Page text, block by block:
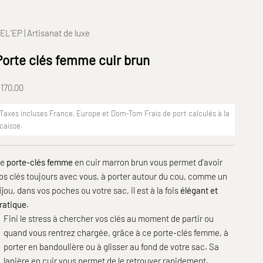
| Artisanat de luxe
clés femme cuir brun
de vente
Taxes incluses France, Europe et Dom-Tom Frais de port calculés à la
caisse.
porte-clés femme en cuir marron brun vous permet d'avoir
clés toujours avec vous, à porter autour du cou, comme un
dans vos poches ou votre sac, il est à la fois élégant et
.
Fini le stress à chercher vos clés au moment de partir ou
quand vous rentrez chargée, grâce à ce porte-clés femme, à
porter en bandoulière ou à glisser au fond de votre sac. Sa
lanière en cuir vous permet de le retrouver rapidement.